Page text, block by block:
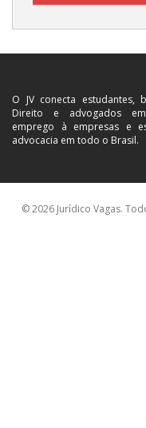
O JV conecta estudantes,
Direito e advogados
emprego à empresas e
advocacia em todo o Brasil.
© 2026 Jurídico Vagas.